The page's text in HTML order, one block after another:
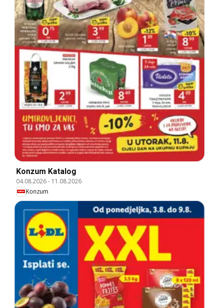
Konzum Katalog
04.08.2026- 11.08.2026
Konzum